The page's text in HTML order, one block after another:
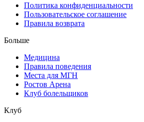
Политика конфиденциальности
Пользовательское соглашение
Правила возврата
Больше
Медицина
Правила поведения
Места для МГН
Ростов Арена
Клуб болельщиков
Клуб